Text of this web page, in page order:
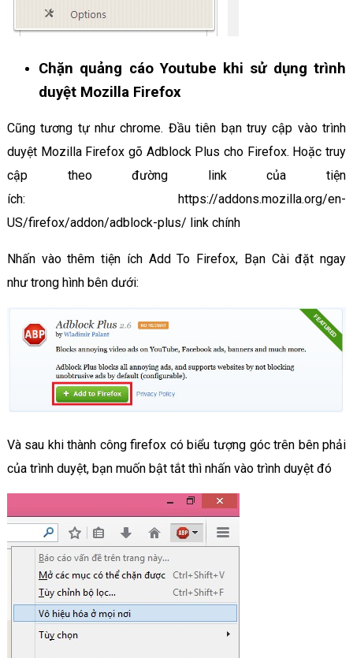
Chặn quảng cáo Youtube khi sử dụng trình
duyệt Mozilla Firefox
Cũng tương tự như chrome. Đầu tiên bạn truy cập vào trình
duyệt Mozilla Firefox gõ Adblock Plus cho Firefox. Hoặc truy
cập theo đường link của tiện
ích: https://addons.mozilla.org/en-
US/firefox/addon/adblock-plus/ link chính
Nhấn vào thêm tiện ích Add To Firefox, Bạn Cài đặt ngay
như trong hình bên dưới:
Và sau khi thành công firefox có biểu tượng góc trên bên phải
của trình duyệt, bạn muốn bật tắt thì nhấn vào trình duyệt đó